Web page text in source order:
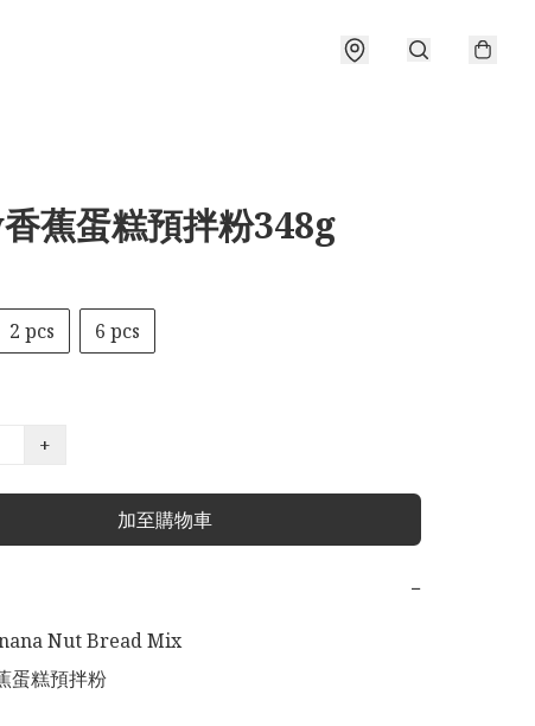
蕉蛋糕預拌粉348g
2 pcs 6 pcs
+
加至購物車
−
Nut Bread Mix
蛋糕預拌粉